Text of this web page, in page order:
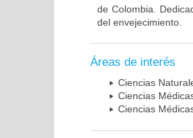
de Colombia.
del envejecimiento.
Áreas de interés
Ciencias
Ciencias
Ciencias